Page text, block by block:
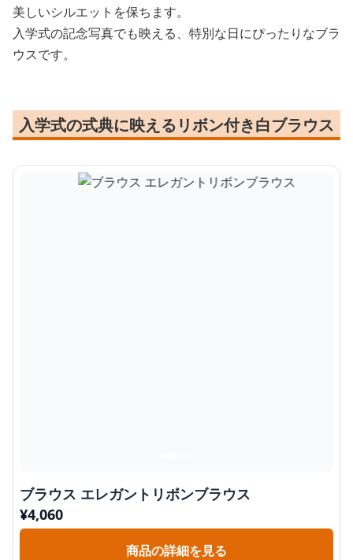
美しいシルエットを保ちます。
入学式の記念写真でも映える、特別な日にぴったりなブラ
ウスです。
入学式の式典に映えるリボン付き白ブラウス
ブラウス エレガントリボンブラウス
¥4,060
商品の詳細を見る